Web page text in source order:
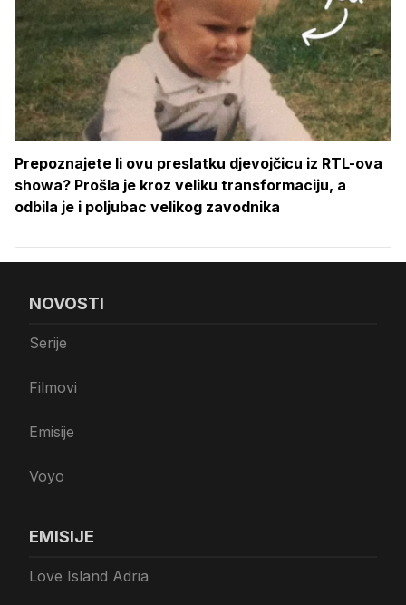
Prepoznajete li ovu preslatku djevojčicu iz RTL-ova
showa? Prošla je kroz veliku transformaciju, a
odbila je i poljubac velikog zavodnika
NOVOSTI
Serije
Filmovi
Emisije
Voyo
EMISIJE
Love Island Adria